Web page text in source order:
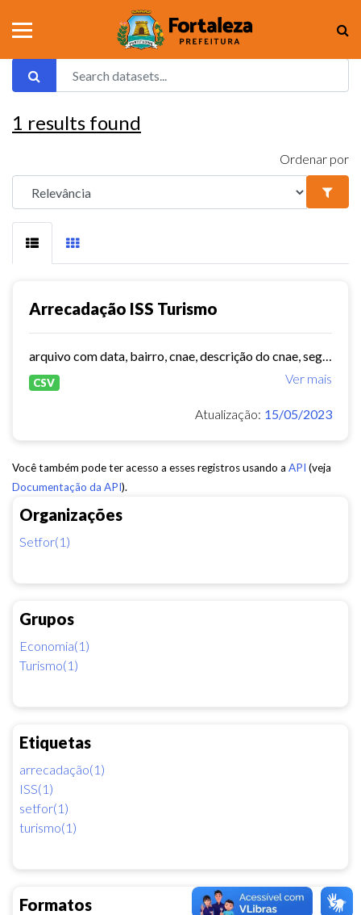
Organizações
Setfor(1)
Grupos
Economia(1)
Turismo(1)
Etiquetas
arrecadação(1)
ISS(1)
setfor(1)
turismo(1)
Formatos
1 results found
Ordenar por
Arrecadação ISS Turismo
Ver mais
CSV
Atualização: 15/05/2023
Você também pode ter acesso a esses registros usando a API (veja
Documentação da API).